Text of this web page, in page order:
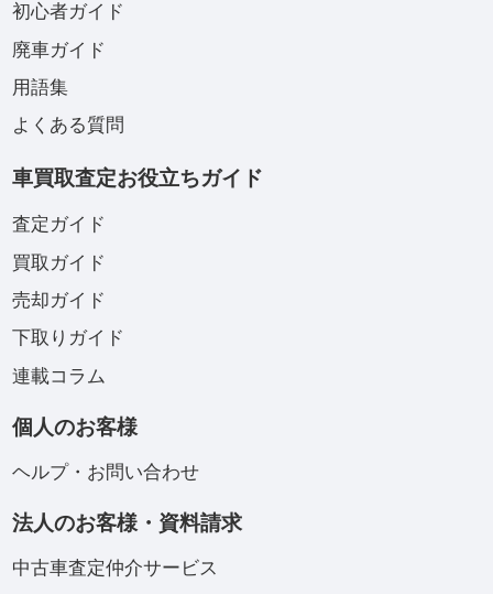
初心者ガイド
廃車ガイド
用語集
よくある質問
車買取査定お役立ちガイド
査定ガイド
買取ガイド
売却ガイド
下取りガイド
連載コラム
個人のお客様
ヘルプ・お問い合わせ
法人のお客様・資料請求
中古車査定仲介サービス